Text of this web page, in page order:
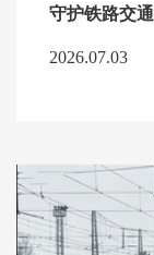
2026.07.03